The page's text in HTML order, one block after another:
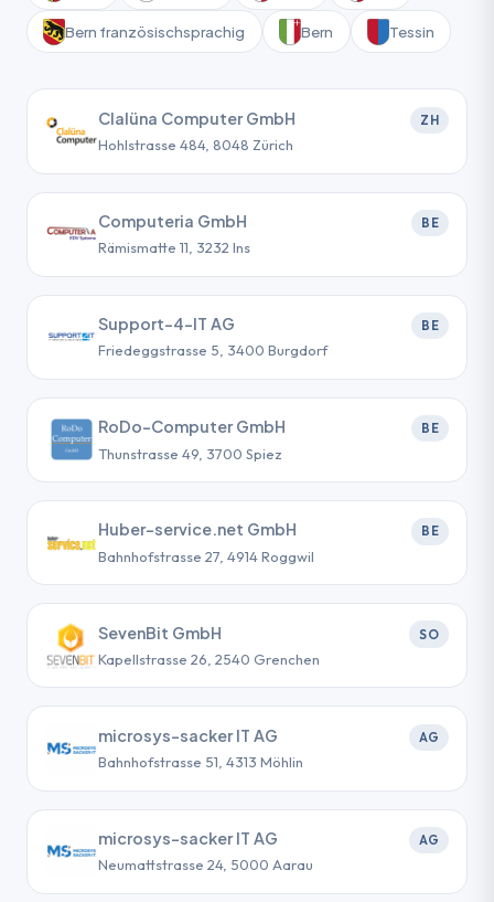
Bern französischsprachig Bern Tessin
Clalüna Computer GmbH
Hohlstrasse 484, 8048 Zürich
ZH
Computeria GmbH
Rämismatte 11, 3232 Ins
BE
Support-4-IT AG
Friedeggstrasse 5, 3400 Burgdorf
BE
RoDo-Computer GmbH
Thunstrasse 49, 3700 Spiez
BE
Huber-service.net GmbH
Bahnhofstrasse 27, 4914 Roggwil
BE
SevenBit GmbH
Kapellstrasse 26, 2540 Grenchen
SO
microsys-sacker IT AG
Bahnhofstrasse 51, 4313 Möhlin
AG
microsys-sacker IT AG
Neumattstrasse 24, 5000 Aarau
AG